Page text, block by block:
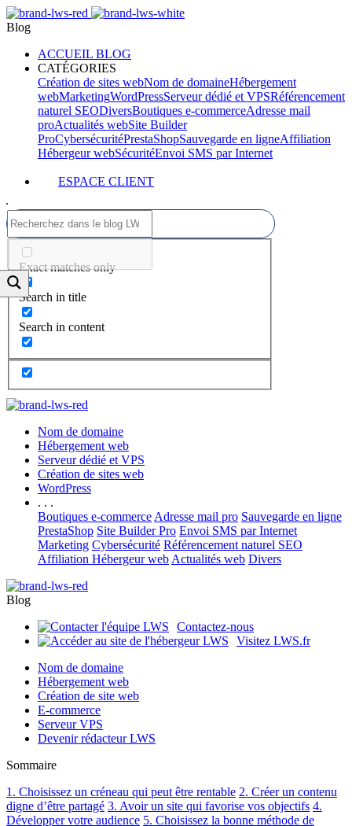
Blog
ACCUEIL BLOG
CATÉGORIES
Création de sites webNom de domaineHébergement
webMarketingWordPressServeur dédié et VPSRéférencement
naturel SEODiversBoutiques e-commerceAdresse mail
proActualités webSite Builder
ProCybersécuritéPrestaShopSauvegarde en ligneAffiliation
Hébergeur webSécuritéEnvoi SMS par Internet
ESPACE CLIENT
Exact matches only
Search in title
Search in content
Nom de domaine
Hébergement web
Serveur dédié et VPS
Création de sites web
WordPress
. . .
Boutiques e-commerce Adresse mail pro Sauvegarde en ligne
PrestaShop Site Builder Pro Envoi SMS par Internet
Marketing Cybersécurité Référencement naturel SEO
Affiliation Hébergeur web Actualités web Divers
Blog
Contactez-nous
Visitez LWS.fr
Nom de domaine
Hébergement web
Création de site web
E-commerce
Serveur VPS
Devenir rédacteur LWS
Sommaire
1. Choisissez un créneau qui peut être rentable 2. Créer un contenu
digne d’être partagé 3. Avoir un site qui favorise vos objectifs 4.
Développer votre audience 5. Choisissez la bonne méthode de